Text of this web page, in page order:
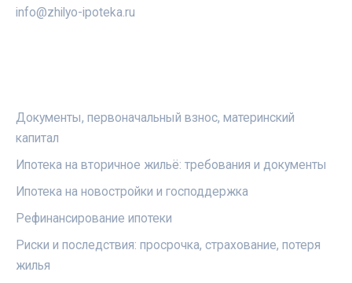
info@zhilyo-ipoteka.ru
Документы, первоначальный взнос, материнский
капитал
Ипотека на вторичное жильё: требования и документы
Ипотека на новостройки и господдержка
Рефинансирование ипотеки
Риски и последствия: просрочка, страхование, потеря
жилья